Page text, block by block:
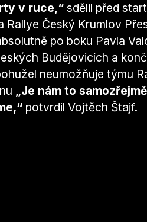
v ruce,“sdělil před
Český Krumlov
po boku Pavla
Budějovicích a
neumožňuje týmu
„Je nám to
potvrdil Vojtěch Štajf.